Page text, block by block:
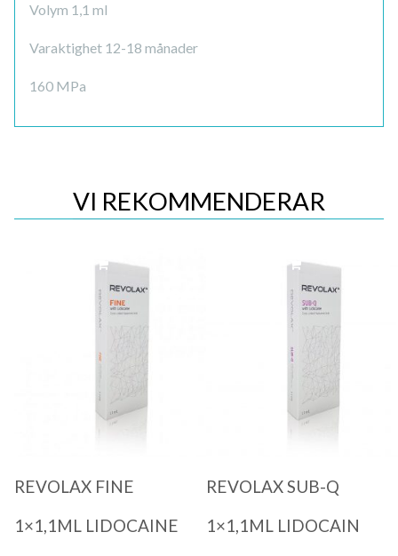
Volym 1,1 ml
Varaktighet 12-18 månader
160 MPa
VI REKOMMENDERAR
Quick View
REVOLAX FINE
1×1,1ML LIDOCAINE
Quick View
REVOLAX SUB-Q
1×1,1ML LIDOCAIN